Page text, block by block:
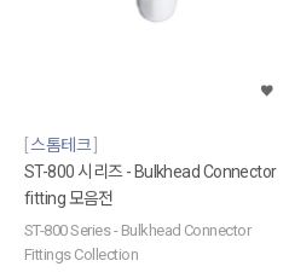
스톰테크
ST-800 시리즈 - Bulkhead Connector
fitting 모음전
ST-800 Series - Bulkhead Connector
Fittings Collection